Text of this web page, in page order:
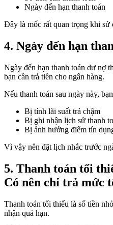
Ngày đến hạn thanh toán
Đây là mốc rất quan trọng khi sử
4. Ngày đến hạn
Ngày đến hạn thanh toán dư nợ
bạn cần trả tiền cho ngân hàng.
Nếu thanh toán sau ngày này,
Bị tính lãi suất trả chậm
Bị ghi nhận lịch sử thanh
Bị ảnh hưởng điểm tín
Vì vậy nên đặt lịch nhắc trước
5. Thanh toán tối
Có nên chỉ trả mức
Thanh toán tối thiểu là số tiền
nhận quá hạn.